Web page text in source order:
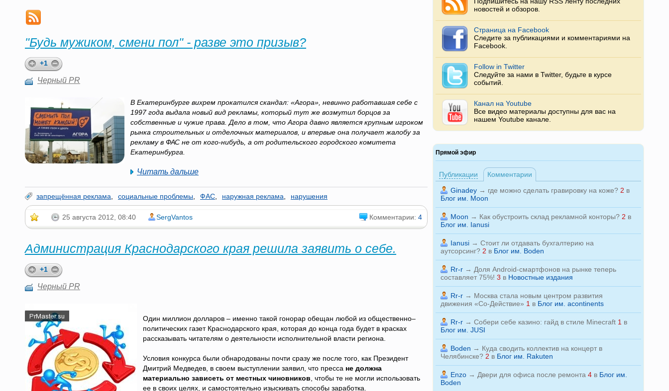
"Будь мужиком, смени пол" - разве это призыв?
+1
Черный PR
В Екатеринбурге вихрем прокатился скандал: «Агора», невинно работавшая себе с
1997 года выдала новый вид рекламы, который тут же возмутил борцов за
собственные и чужие права. Дело в том, что Агора давно является крупным игроком
рынка строительных и отделочных материалов, и впервые она получает жалобу за
рекламу в ФАС не от кого-нибудь, а от родительского городского комитета
Екатеринбурга.
Читать дальше
запрещённая реклама социальные проблемы ФАС наружная реклама нарушения
25 августа 2012, 08:40 SergVantos Комментарии: 4
Администрация Краснодарского края решила заявить о себе.
+1
Черный PR
Один миллион долларов – именно такой гонорар обещан любой из общественно–
политических газет Краснодарского края, которая до конца года будет в красках
рассказывать читателям о деятельности исполнительной власти региона.
Условия конкурса были обнародованы почти сразу же после того, как Президент
Дмитрий Медведев, в своем выступлении заявил, что пресса не должна
материально зависеть от местных чиновников , чтобы те не могли использовать
ее в своих целях, и самостоятельно изыскивать способы заработка.
новостей и обзоров.
Страница на Facebook
Следите за публикациями и комментариями на
Facebook.
Follow in Twitter
Следуйте за нами в Twitter, будьте в курсе
событий.
Канал на Youtube
Все видео материалы доступны для вас на
нашем Youtube канале.
Прямой эфир
Публикации
Комментарии
Ginadey→ где можно сделать гравировку на коже? 2 в
Блог им. Moon
Moon → Как обустроить склад рекламной конторы? 2 в
Блог им. Ianusi
Ianusi→ Стоит ли отдавать бухгалтерию на
аутсорсинг? 2 в Блог им. Boden
Rr-r→ Доля Android-смартфонов на рынке теперь
составляет 75%! 3 в Новостные издания
Rr-r→ Москва стала новым центром развития
движения «Со-Действие» 1 в Блог им. acontinents
Rr-r→ Собери себе казино: гайд в стиле Minecraft 1 в
Блог им. JUSI
Boden → Куда сводить коллектив на концерт в
Челябинске? 2 в Блог им. Rakuten
Enzo→ Двери для офиса после ремонта 4в Блог им.
Boden